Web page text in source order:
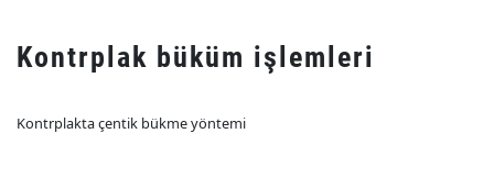
Kontrplak büküm işlemleri
Kontrplakta çentik bükme yöntemi